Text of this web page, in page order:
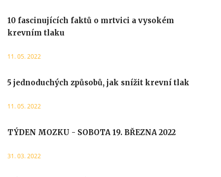
10 fascinujících faktů o mrtvici a vysokém
krevním tlaku
11. 05. 2022
5 jednoduchých způsobů, jak snížit krevní tlak
11. 05. 2022
TÝDEN MOZKU - SOBOTA 19. BŘEZNA 2022
31. 03. 2022